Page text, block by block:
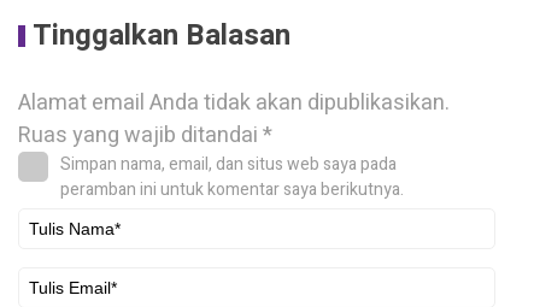
Tinggalkan Balasan
Alamat email Anda tidak akan dipublikasikan.
Ruas yang wajib ditandai*
Simpan nama, email, dan situs web saya pada
peramban ini untuk komentar saya berikutnya.